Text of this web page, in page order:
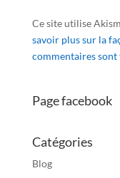
Ce site utilise
savoir plus sur la
commentaires sont
Page facebook
Catégories
Blog